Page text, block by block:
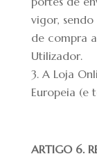
vigor, sendo
de compra
Utilizador.
A Loja
Europeia (e
ARTIGO 6.